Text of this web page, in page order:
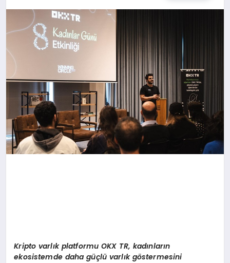
Kripto varlık platformu OKX TR, kadınların
ekosistemde daha güçlü varlık göstermesini